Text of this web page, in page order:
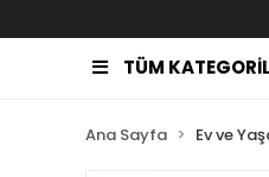
TÜM
Ana Sayfa Ev ve